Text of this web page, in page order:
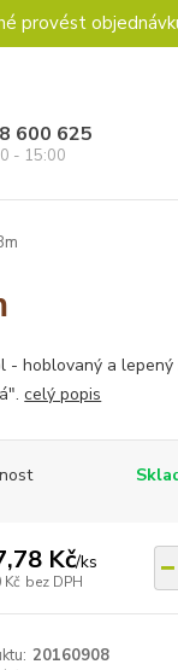
provést
600 625
- 15:00
- hoblovaný a
celý popis
Kč/ks
bez DPH
20160908